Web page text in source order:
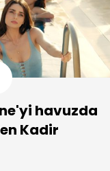
ediyor!
havuzda
Kadir